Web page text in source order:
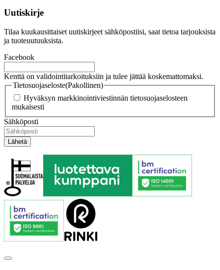
Uutiskirje
Tilaa kuukausittaiset uutiskirjeet sähköpostiisi, saat tietoa tarjouksista
ja tuoteuutuuksista.
Facebook
Kenttä on validointitarkoituksiin ja tulee jättää koskemattomaksi.
Tietosuojaseloste(Pakollinen)
Hyväksyn markkinointiviestinnän tietosuojaselosteen
mukaisesti
Sähköposti